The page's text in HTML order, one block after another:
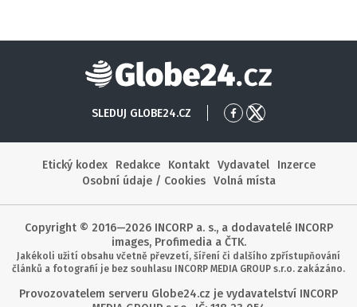
Globe24
SLEDUJ GLOBE24.CZ
Přejít
Facebook
Přejít
X
Etický kodex
Redakce Kontakt Vydavatel
Inzerce
Osobní údaje / Cookies
Volná místa
Copyright © 2016—2026 INCORP a. s., a dodavatelé INCORP
images, Profimedia a ČTK.
Jakékoli užití obsahu včetně převzetí, šíření či dalšího zpřístupňování
článků a fotografií je bez souhlasu INCORP MEDIA GROUP s.r.o. zakázáno.
Provozovatelem serveru Globe24.cz je vydavatelství INCORP